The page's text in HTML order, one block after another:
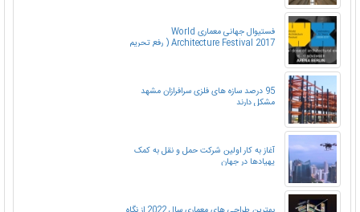
فستیوال جهانی معماری World
Architecture Festival 2017 ( رفع تحریم
95 درصد سازه های فلزی سرافرازان مشهد
مشکل دارند
آغاز به کار اولین شرکت حمل و نقل به کمک
پهپادها در جهان